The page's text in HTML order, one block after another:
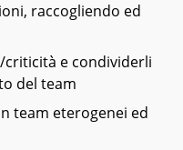
raccogliendo ed
e condividerli
del team
team eterogenei ed